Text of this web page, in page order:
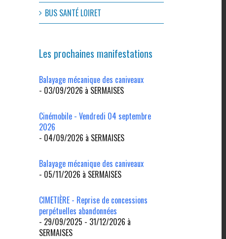
BUS SANTÉ LOIRET
Les prochaines manifestations
Balayage mécanique des caniveaux
- 03/09/2026 à SERMAISES
Cinémobile - Vendredi 04 septembre
2026
- 04/09/2026 à SERMAISES
Balayage mécanique des caniveaux
- 05/11/2026 à SERMAISES
CIMETIÈRE - Reprise de concessions
perpétuelles abandonnées
- 29/09/2025 - 31/12/2026 à
SERMAISES